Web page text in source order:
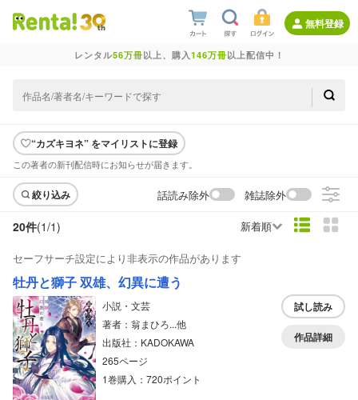
無料登録
レンタル56万冊以上、購入146万冊以上配信中！
“カズキヨネ” をマイリストに登録
この著者の新刊配信時にお知らせが届きます。
絞り込み 話読み除外 雑誌除外
20件(1/1) 新着順
セーフサーチ設定により非表示の作品があります
牡丹と獅子 双雄、幻異に遭う
小説・文芸
著者：翁まひろ...他
出版社：KADOKAWA
265ページ
1巻購入：720ポイント
試し読み
作品詳細